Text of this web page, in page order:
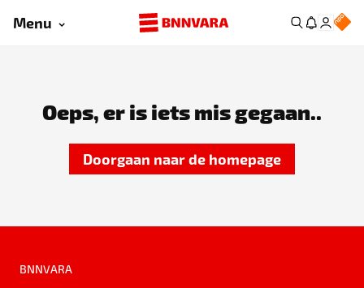
Menu
Oeps, er is iets mis gegaan..
Doorgaan naar de homepage
BNNVARA